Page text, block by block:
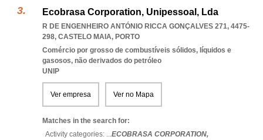
Ecobrasa Corporation, Unipessoal, Lda
R DE ENGENHEIRO ANTÓNIO RICCA GONÇALVES 271, 4475-
298, CASTELO MAIA, PORTO
Comércio por grosso de combustíveis sólidos, líquidos e
gasosos, não derivados do petróleo
UNIP
Ver empresa Ver no Mapa
Matches in the search for:
Activity categories: ...ECOBRASA CORPORATION,